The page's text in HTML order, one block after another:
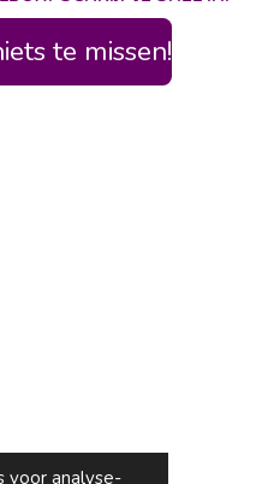
voor analyse-
te missen!